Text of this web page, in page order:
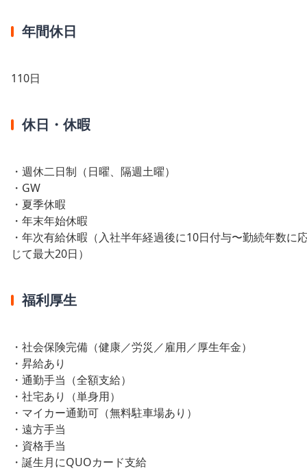
年間休日
110日
休日・休暇
・週休二日制（日曜、隔週土曜）
・GW
・夏季休暇
・年末年始休暇
・年次有給休暇（入社半年経過後に10日付与〜勤続年数に
じて最大20日）
福利厚生
・社会保険完備（健康／労災／雇用／厚生年金）
・昇給あり
・通勤手当（全額支給）
・社宅あり（単身用）
・マイカー通勤可（無料駐車場あり）
・遠方手当
・資格手当
・誕生月にQUOカード支給